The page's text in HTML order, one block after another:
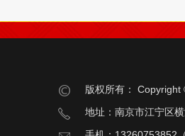
版权所有： Copyright
地址：南京市江宁区